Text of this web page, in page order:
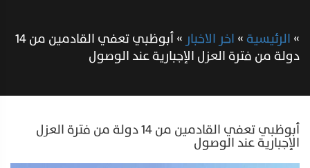
»الرئيسية»اخر الاخبار »
أبوظبي تعفي القادمين من 14
دولة من فترة العزل الإجبارية عند الوصول
أبوظبي تعفي القادمين من 14 دولة من فترة العزل
الإجبارية عند الوصول